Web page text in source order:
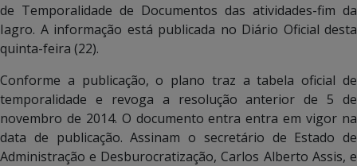
de Temporalidade de Documentos das atividades-fim da
Iagro. A informação está publicada no Diário Oficial desta
quinta-feira (22).
Conforme a publicação, o plano traz a tabela oficial de
temporalidade e revoga a resolução anterior de 5 de
novembro de 2014. O documento entra entra em vigor na
data de publicação. Assinam o secretário de Estado de
Administração e Desburocratização, Carlos Alberto Assis, e